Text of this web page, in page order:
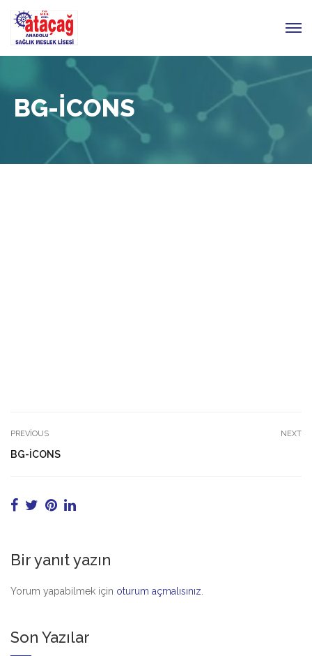
BG-ICONS
PREVIOUS
BG-ICONS
NEXT
Bir yanıt yazın
Yorum yapabilmek için oturum açmalısınız.
Son Yazılar